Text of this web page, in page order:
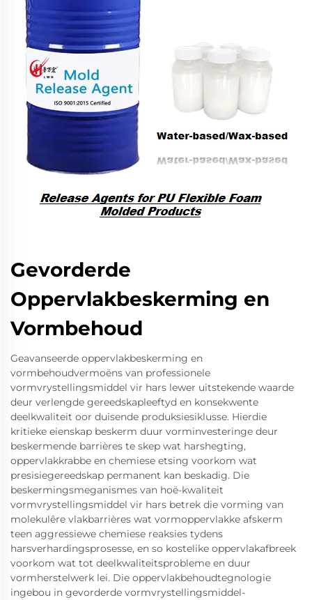
Gevorderde
Oppervlakbeskerming en
Vormbehoud
Geavanseerde oppervlakbeskerming en
vormbehoudvermoëns van professionele
vormvrystellingsmiddel vir hars lewer uitstekende waarde
deur verlengde gereedskapleeftyd en konsekwente
deelkwaliteit oor duisende produksiesiklusse. Hierdie
kritieke eienskap beskerm duur vorminvesteringe deur
beskermende barrières te skep wat harshegting,
oppervlakkrabbe en chemiese etsing voorkom wat
presisiegereedskap permanent kan beskadig. Die
beskermingsmeganismes van hoë-kwaliteit
vormvrystellingsmiddel vir hars betrek die vorming van
molekulêre vlakbarrières wat vormoppervlakke afskerm
teen aggressiewe chemiese reaksies tydens
harsverhardingsprosesse, en so kostelike oppervlakafbreek
voorkom wat tot deelkwaliteitsprobleme en duur
vormherstelwerk lei. Die oppervlakbehoudtegnologie
ingebou in gevorderde vormvrystellingsmiddel-